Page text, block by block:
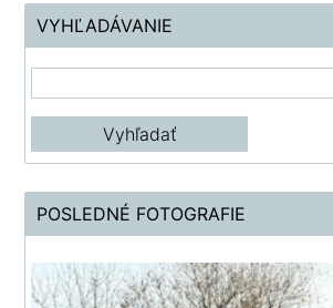
VYHĽADÁVANIE
POSLEDNÉ FOTOGRAFIE